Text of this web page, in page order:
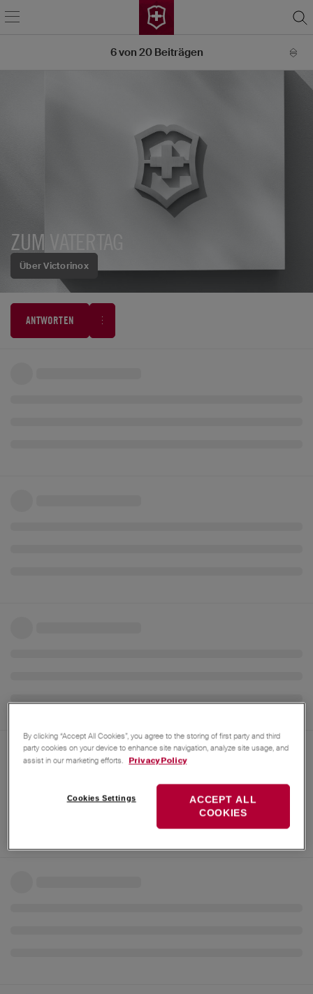
Über Victorinox
ZUM VATERTAG
ANTWORTEN
6von 20Beiträgen
By clicking “Accept All Cookies”, you agree to the storing of first party and third
party cookies on your device to enhance site navigation, analyze site usage, and
assist in our marketing efforts.
Privacy Policy
Cookies Settings
ACCEPT ALL
COOKIES